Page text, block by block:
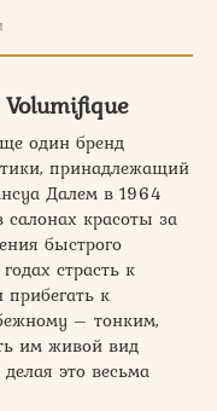
один бренд
принадлежащий
Далем в 1964
салонах красоты за
быстрого
страсть к
к
– тонким,
им живой вид
это весьма